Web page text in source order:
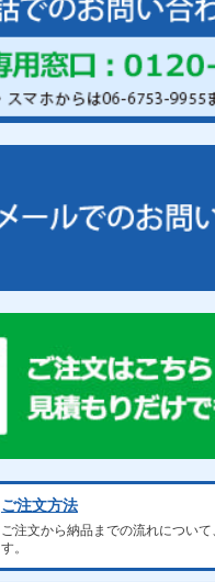
ご注文方法
ご注文から納品までの流れについ
す。